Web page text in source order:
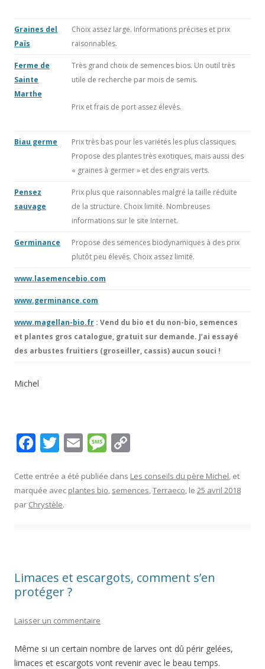
Graines del
Païs
Choix assez large. Informations précises et prix
raisonnables.
Ferme de
Sainte
Marthe
Très grand choix de semences bios. Un outil très
utile de recherche par mois de semis.
Prix et frais de port assez élevés.
Biau germe
Prix très bas pour les variétés les plus classiques.
Propose des plantes très exotiques, mais aussi des
« graines à germer » et des engrais verts.
Pensez
sauvage
Prix plus que raisonnables malgré la taille réduite
de la structure. Choix limité. Nombreuses
informations sur le site Internet.
Germinance
Propose des semences biodynamiques à des prix
plutôt peu élevés. Choix assez limité.
www.lasemencebio.com
www.germinance.com
www.magellan-bio.fr : Vend du bio et du non-bio, semences
et plantes gros catalogue, gratuit sur demande. J’ai essayé
des arbustes fruitiers (groseiller, cassis) aucun souci !
Michel
F
e
b
T
itt
er
E
ai
l
M
ss
a
p
y
Cette entrée a été publiée dans Les conseils du père Michel, et
marquée avec plantes bio, semences,Terraeco, le 25 avril 2018
par Chrystèle.
Limaces et escargots, comment s’en
protéger ?
Laisser un commentaire
Même si un certain nombre de larves ont dû périr gelées,
limaces et escargots vont revenir avec le beau temps.